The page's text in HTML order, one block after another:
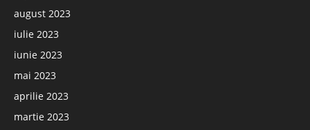
august 2023
iulie 2023
iunie 2023
mai 2023
aprilie 2023
martie 2023